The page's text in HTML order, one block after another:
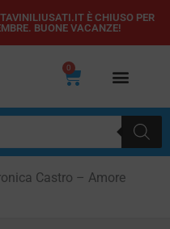
È CHIUSO PER
BUONE VACANZE!
0
Carrello
Castro – Amore